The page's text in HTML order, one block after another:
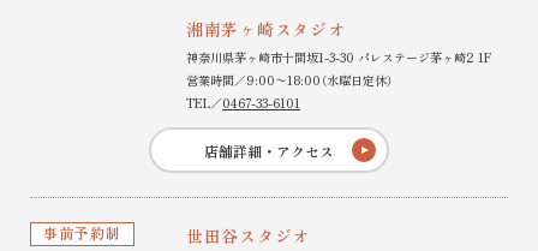
湘南茅ヶ崎スタジオ
神奈川県茅ヶ崎市十間坂1-3-30 パレステージ茅ヶ崎2 1F
営業時間／9:00〜18:00（水曜日定休）
TEL／0467-33-6101
店舗詳細・アクセス
事前予約制 世田谷スタジオ